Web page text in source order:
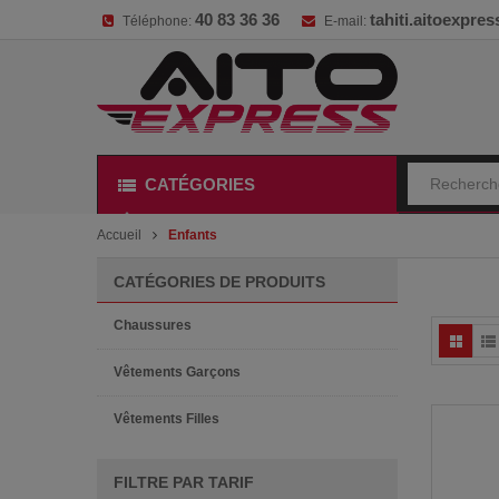
Téléphone: 40 83 36 36 E-mail:
CATÉGORIES
Accueil Enfants
CATÉGORIES DE PRODUITS
Chaussures
Vêtements Garçons
Vêtements Filles
FILTRE PAR TARIF